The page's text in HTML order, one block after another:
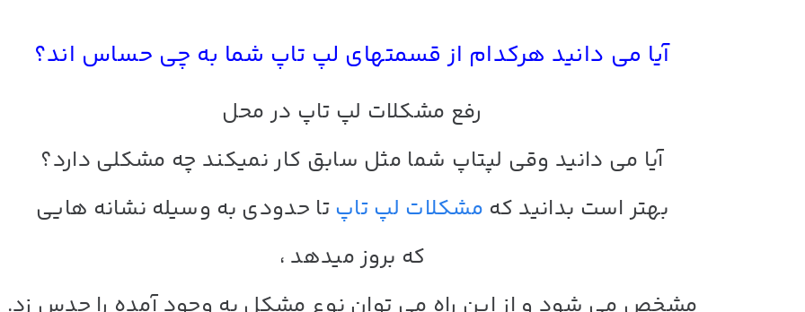
آیا می دانید هرکدام از قسمتهای لپ تاپ شما به چی حساس اند؟
رفع مشکلات لپ تاپ در محل
آیا می دانید وقی لپتاپ شما مثل سابق کار نمیکند چه مشکلی دارد؟
بهتر است بدانید که مشکلات لپ تاپ تا حدودی به وسیله نشانه هایی
که بروز میدهد ،